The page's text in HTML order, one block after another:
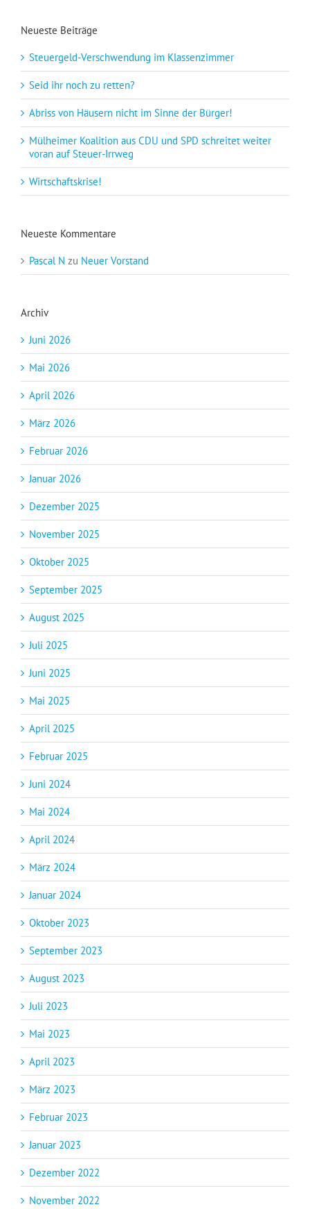
Neueste Beiträge
Steuergeld-Verschwendung im Klassenzimmer
Seid ihr noch zu retten?
Abriss von Häusern nicht im Sinne der Bürger!
Mülheimer Koalition aus CDU und SPD schreitet weiter
voran auf Steuer-Irrweg
Wirtschaftskrise!
Neueste Kommentare
Pascal N zu Neuer Vorstand
Archiv
Juni 2026
Mai 2026
April 2026
März 2026
Februar 2026
Januar 2026
Dezember 2025
November 2025
Oktober 2025
September 2025
August 2025
Juli 2025
Juni 2025
Mai 2025
April 2025
Februar 2025
Juni 2024
Mai 2024
April 2024
März 2024
Januar 2024
Oktober 2023
September 2023
August 2023
Juli 2023
Mai 2023
April 2023
März 2023
Februar 2023
Januar 2023
Dezember 2022
November 2022